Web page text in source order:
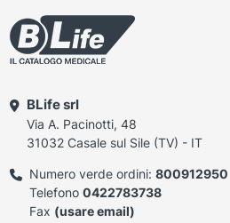
BLife srl
Via A. Pacinotti, 48
31032 Casale sul Sile (TV) - IT
Numero verde ordini: 800912950
Telefono 0422783738
Fax (usare email)